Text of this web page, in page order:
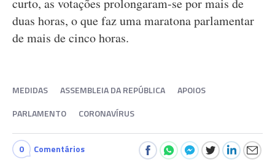
curto, as votações prolongaram-se por mais de
duas horas, o que faz uma maratona parlamentar
de mais de cinco horas.
MEDIDAS ASSEMBLEIA DA REPÚBLICA
APOIOS
PARLAMENTO
CORONAVÍRUS
0 Comentários